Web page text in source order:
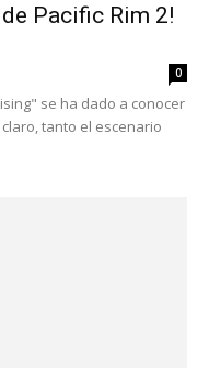
Pacific Rim 2!
0
se ha dado a conocer
tanto el escenario